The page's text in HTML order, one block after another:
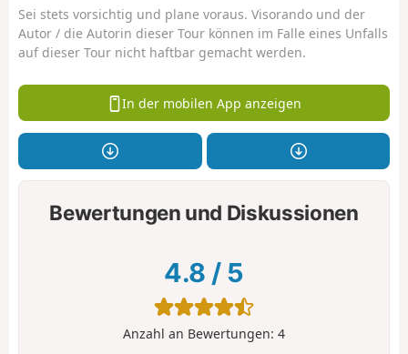
Sei stets vorsichtig und plane voraus. Visorando und der
Autor / die Autorin dieser Tour können im Falle eines Unfalls
auf dieser Tour nicht haftbar gemacht werden.
In der mobilen App anzeigen
Bewertungen und Diskussionen
4.8 / 5
Anzahl an Bewertungen: 4